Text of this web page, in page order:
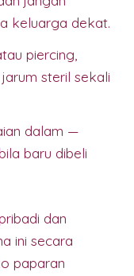
keluarga dekat.
piercing,
steril sekali
dalam —
baru dibeli
dan
ini secara
paparan